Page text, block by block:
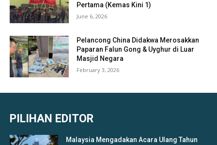
Pertama (Kemas Kini 1)
June 6, 2026
Pelancong China Didakwa Merosakkan
Paparan Falun Gong & Uyghur di Luar
Masjid Negara
February 3, 2026
PILIHAN EDITOR
Malaysia Mengadakan Acara Ulang Tahun